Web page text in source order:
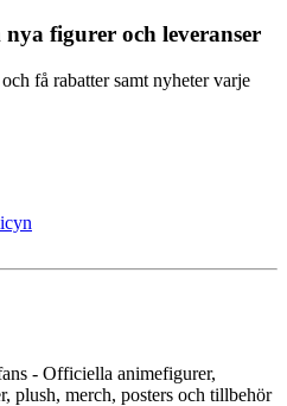
figurer och leveranser
få rabatter samt nyheter varje
- Officiella animefigurer,
plush, merch, posters och tillbehör